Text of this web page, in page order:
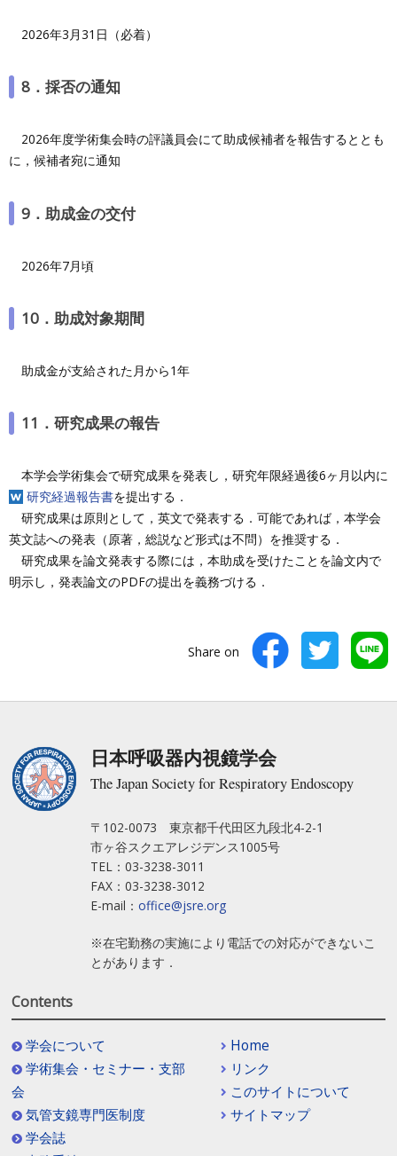
2026年3月31日（必着）
8．採否の通知
2026年度学術集会時の評議員会にて助成候補者を報告するととも
に，候補者宛に通知
9．助成金の交付
2026年7月頃
10．助成対象期間
助成金が支給された月から1年
11．研究成果の報告
本学会学術集会で研究成果を発表し，研究年限経過後6ヶ月以内に
研究経過報告書を提出する．
研究成果は原則として，英文で発表する．可能であれば，本学会
英文誌への発表（原著，総説など形式は不問）を推奨する．
研究成果を論文発表する際には，本助成を受けたことを論文内で
明示し，発表論文のPDFの提出を義務づける．
Share on
日本呼吸器内視鏡学会
The Japan Society for Respiratory Endoscopy
〒102-0073 東京都千代田区九段北4-2-1
市ヶ谷スクエアレジデンス1005号
TEL：03-3238-3011
FAX：03-3238-3012
E-mail：office@jsre.org
※在宅勤務の実施により電話での対応ができないこ
とがあります．
Contents
学会について
学術集会・セミナー・支部
会
気管支鏡専門医制度
学会誌
Home
リンク
このサイトについて
サイトマップ